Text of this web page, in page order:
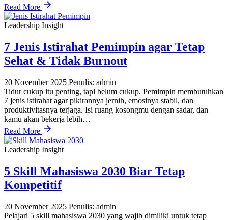
Read More
Leadership Insight
7 Jenis Istirahat Pemimpin agar Tetap
Sehat & Tidak Burnout
20 November 2025 Penulis: admin
Tidur cukup itu penting, tapi belum cukup. Pemimpin membutuhkan
7 jenis istirahat agar pikirannya jernih, emosinya stabil, dan
produktivitasnya terjaga. Isi ruang kosongmu dengan sadar, dan
kamu akan bekerja lebih…
Read More
Leadership Insight
5 Skill Mahasiswa 2030 Biar Tetap
Kompetitif
20 November 2025 Penulis: admin
Pelajari 5 skill mahasiswa 2030 yang wajib dimiliki untuk tetap